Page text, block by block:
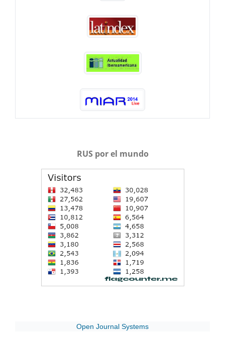
RUS por el mundo
Open Journal Systems